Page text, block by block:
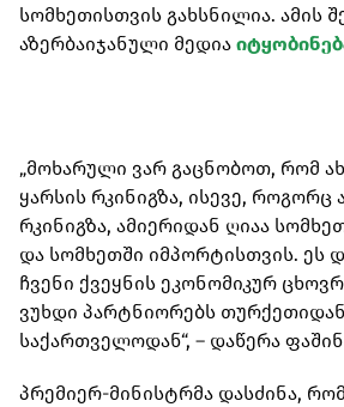
სომხეთისთვის გახსნილია. ამის
აზერბაიჯანული მედია
„მოხარული ვარ გაცნობოთ, რომ
ყარსის რკინიგზა, ისევე, როგორც
რკინიგზა, ამიერიდან ღიაა
და სომხეთში იმპორტისთვის. ეს
ჩვენი ქვეყნის ეკონომიკურ
ვუხდი პარტნიორებს
საქართველოდან“, – დაწერა
პრემიერ-მინისტრმა დასძინა,